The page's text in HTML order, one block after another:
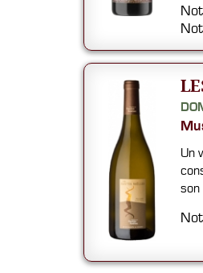
Un
son